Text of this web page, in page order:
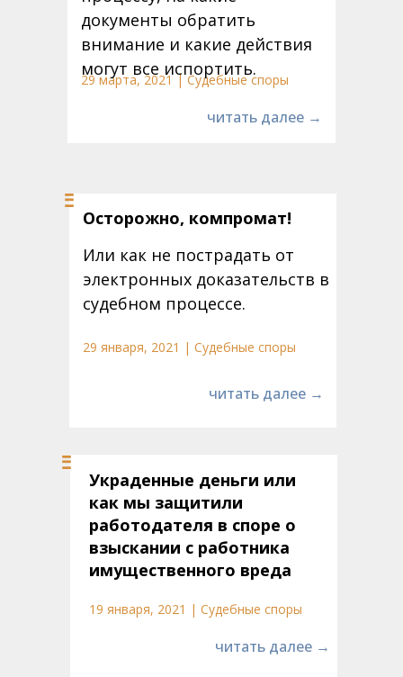
29 марта, 2021 | Судебные споры
читать далее →
документы обратить
внимание и какие действия
могут все испортить.
29 января, 2021 | Судебные споры
Осторожно, компромат!
читать далее →
Или как не пострадать от
электронных доказательств в
судебном процессе.
19 января, 2021 | Судебные споры
читать далее →
Украденные деньги или
как мы защитили
работодателя в споре о
взыскании с работника
имущественного вреда